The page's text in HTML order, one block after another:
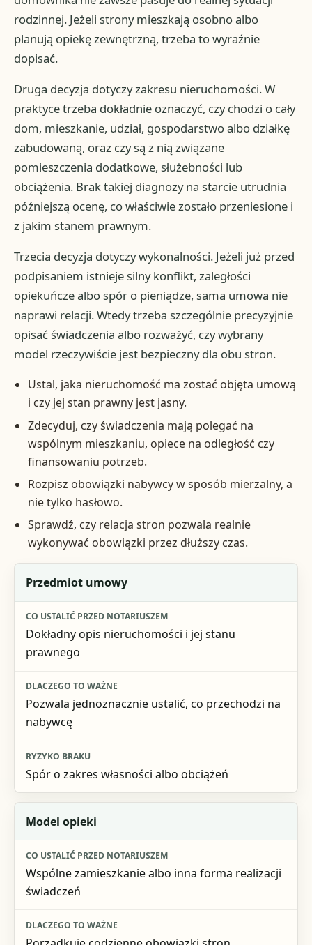
rodzinnej. Jeżeli strony mieszkają osobno albo
planują opiekę zewnętrzną, trzeba to wyraźnie
dopisać.
Druga decyzja dotyczy zakresu nieruchomości. W
praktyce trzeba dokładnie oznaczyć, czy chodzi o cały
dom, mieszkanie, udział, gospodarstwo albo działkę
zabudowaną, oraz czy są z nią związane
pomieszczenia dodatkowe, służebności lub
obciążenia. Brak takiej diagnozy na starcie utrudnia
późniejszą ocenę, co właściwie zostało przeniesione i
z jakim stanem prawnym.
Trzecia decyzja dotyczy wykonalności. Jeżeli już przed
podpisaniem istnieje silny konflikt, zaległości
opiekuńcze albo spór o pieniądze, sama umowa nie
naprawi relacji. Wtedy trzeba szczególnie precyzyjnie
opisać świadczenia albo rozważyć, czy wybrany
model rzeczywiście jest bezpieczny dla obu stron.
Ustal, jaka nieruchomość ma zostać objęta umową
i czy jej stan prawny jest jasny.
Zdecyduj, czy świadczenia mają polegać na
wspólnym mieszkaniu, opiece na odległość czy
finansowaniu potrzeb.
Rozpisz obowiązki nabywcy w sposób mierzalny, a
nie tylko hasłowo.
Sprawdź, czy relacja stron pozwala realnie
wykonywać obowiązki przez dłuższy czas.
Decyzja
Co ustalić przed notariuszem
Dlaczego to ważne
Przedmiot umowy
Dokładny opis nieruchomości i jej stanu
prawnego
Pozwala jednoznacznie ustalić, co przechodzi na
nabywcę
Spór o zakres własności albo obciążeń
Model opieki
Wspólne zamieszkanie albo inna forma realizacji
świadczeń